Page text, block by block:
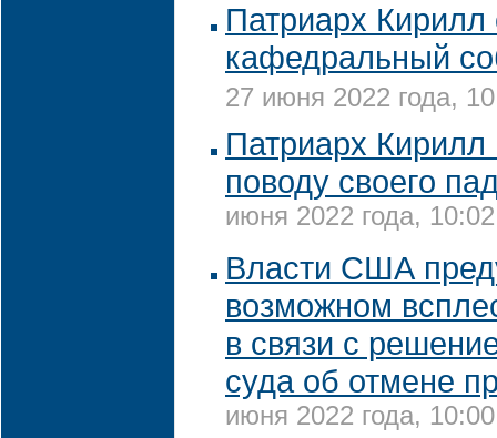
Патриарх Кирилл
кафедральный
27 июня 2022 года,
Патриарх
поводу своего
июня 2022 года, 10:02
Власти США
возможном
в связи с
суда об отмене
июня 2022 года, 10:00